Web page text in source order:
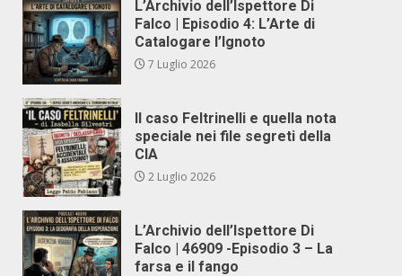
L’Archivio dell’Ispettore Di
Falco | Episodio 4: L’Arte di
Catalogare l’Ignoto
7 Luglio 2026
Il caso Feltrinelli e quella nota
speciale nei file segreti della
CIA
2 Luglio 2026
L’Archivio dell’Ispettore Di
Falco | 46909 -Episodio 3 – La
farsa e il fango